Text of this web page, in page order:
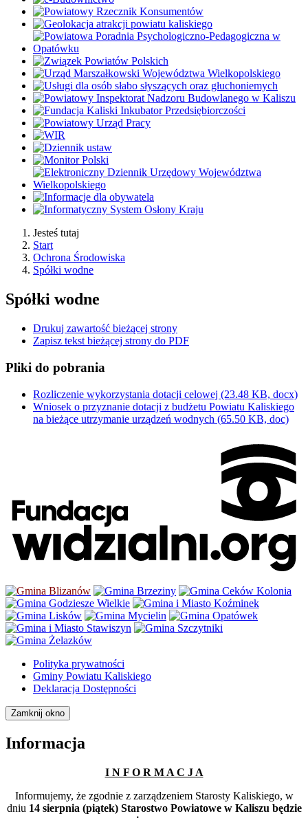
Jesteś tutaj
Start
Ochrona Środowiska
Spółki wodne
Spółki wodne
Drukuj zawartość bieżącej strony
Zapisz tekst bieżącej strony do PDF
Pliki do pobrania
Rozliczenie wykorzystania dotacji celowej (23.48 KB, docx)
Wniosek o przyznanie dotacji z budżetu Powiatu Kaliskiego
na bieżące utrzymanie urządzeń wodnych (65.50 KB, doc)
Polityka prywatności
Gminy Powiatu Kaliskiego
Deklaracja Dostępności
Zamknij okno
Informacja
I N F O R M A C J A
Informujemy, że zgodnie z zarządzeniem Starosty Kaliskiego, w
dniu 14 sierpnia (piątek) Starostwo Powiatowe w Kaliszu będzie